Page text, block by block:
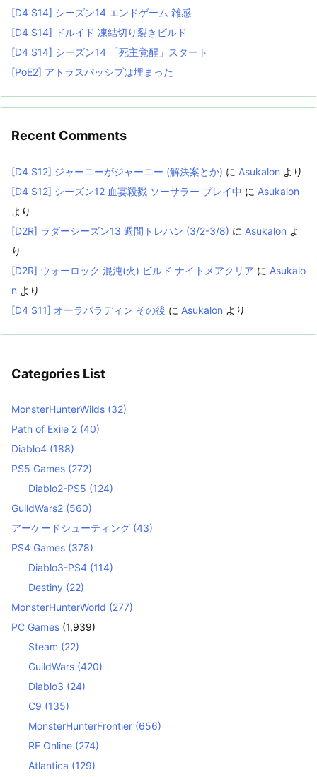
[D4 S14] シーズン14 エンドゲーム 雑感
[D4 S14] ドルイド 凍結切り裂きビルド
[D4 S14] シーズン14 「死主覚醒」スタート
[PoE2] アトラスパッシブは埋まった
Recent Comments
[D4 S12] ジャーニーがジャーニー (解決案とか) に Asukalon より
[D4 S12] シーズン12 血宴殺戮 ソーサラー プレイ中 に Asukalon
より
[D2R] ラダーシーズン13 週間トレハン (3/2-3/8) に Asukalon よ
り
[D2R] ウォーロック 混沌(火) ビルド ナイトメアクリア に Asukalo
n より
[D4 S11] オーラパラディン その後 に Asukalon より
Categories List
MonsterHunterWilds (32)
Path of Exile 2 (40)
Diablo4 (188)
PS5 Games (272)
Diablo2-PS5 (124)
GuildWars2 (560)
アーケードシューティング (43)
PS4 Games (378)
Diablo3-PS4 (114)
Destiny (22)
MonsterHunterWorld (277)
PC Games (1,939)
Steam (22)
GuildWars (420)
Diablo3 (24)
C9 (135)
MonsterHunterFrontier (656)
RF Online (274)
Atlantica (129)